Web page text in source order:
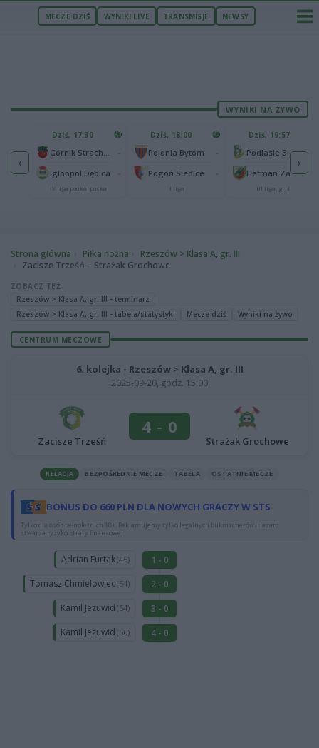
MECZE DZIŚ WYNIKI LIVE TRANSMISJE NEWSY
WYNIKI NA ŻYWO
‹
65
25
Dziś, 17:30
Igloopol Dębica
IV liga podkarpacka
Dziś, 18:00
Polonia Bytom
Pogoń Siedlce
I liga
Dziś, 19:57
Podlasie Biała Podlaska
Hetman Zamość
III liga, gr. IV
›
Strona główna Piłka nożna
Rzeszów > Klasa A, gr. III
Zacisze Trześń – Strażak Grochowe
ZOBACZ TEŻ
Rzeszów > Klasa A, gr. III - terminarz
Rzeszów > Klasa A, gr. III - tabela/statystyki
Mecze dziś Wyniki na żywo
CENTRUM MECZOWE
6. kolejka - Rzeszów > Klasa A, gr. III
2025-09-20, godz. 15:00
Zacisze Trześń
4 - 0
Strażak Grochowe
RELACJA BEZPOŚREDNIE MECZE TABELA OSTATNIE MECZE
BONUS DO 660 PLN DLA NOWYCH GRACZY W STS
Tylko dla osób pełnoletnich 18+. Reklamujemy tylko legalnych bukmacherów. Hazard
stwarza ryzyko straty finansowej.
Adrian Furtak(45)
1 - 0
Tomasz Chmielowiec (54)
2 - 0
Kamil Jezuwid (64)
3 - 0
Kamil Jezuwid (66) 4 - 0